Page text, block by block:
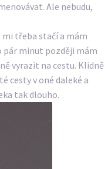
Ale nebudu,
třeba stačí a mám
pár minut později mám
vyrazit na cestu. Klidně
cesty v oné daleké a
tak dlouho.